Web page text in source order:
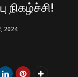
நிகழ்ச்சி!
2024